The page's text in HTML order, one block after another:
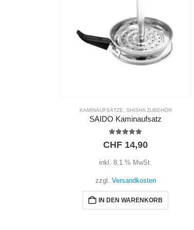
KAMINAUFSÄTZE, SHISHA ZUBEHÖR
SAIDO Kaminaufsatz
CHF 14,90
inkl. 8,1 % MwSt.
zzgl. Versandkosten
IN DEN WARENKORB